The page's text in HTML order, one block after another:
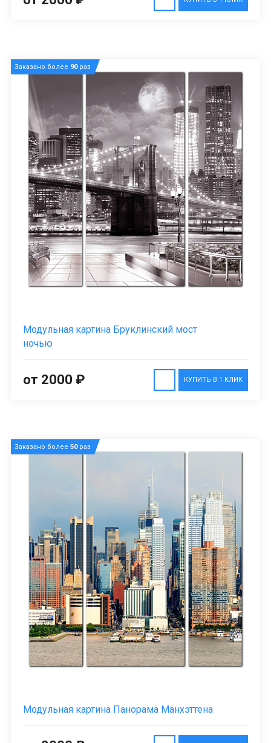
Заказано более 90раз
Модульная картина Бруклинский мост
ночью
КУПИТЬ В 1 КЛИК
от 2000 ₽
Заказано более 50раз
Модульная картина Панорама Манхэттена